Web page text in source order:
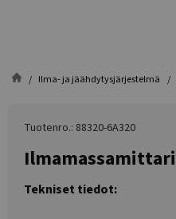
Ilma- ja jäähdytysjärjestelmä
Tuotenro.: 88320-6A320
Tekniset tiedot: